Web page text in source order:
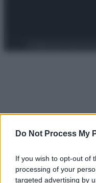
Do Not Process My
If you wish to opt-out of
processing of your
targeted advertising by